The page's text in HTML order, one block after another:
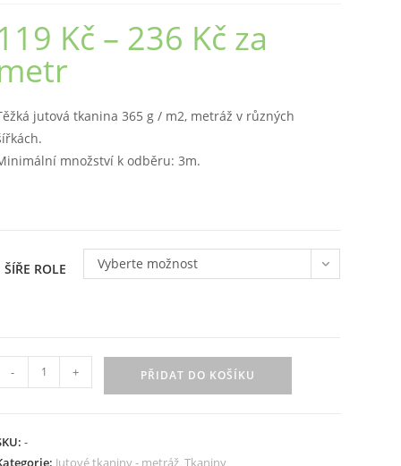
Kč – 236 KčRozpětí
cen:
119 Kč
za
jutová tkanina 365 g / m2, metráž v různých
množství k odběru: 3m.
ŠÍŘE ROLE Vyberte možnost
- + PŘIDAT DO KOŠÍKU
-
Jutové tkaniny - metráž,Tkaniny